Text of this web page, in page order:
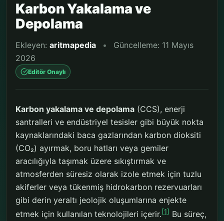
Karbon Yakalama ve
Depolama
Ekleyen: aritmapedia •
Güncelleme: 11 Mayıs
2026
Editör Onaylı
Karbon yakalama ve depolama (CCS), enerji
santralleri ve endüstriyel tesisler gibi büyük nokta
kaynaklarındaki baca gazlarından karbon dioksiti
(CO₂) ayırmak, boru hatları veya gemiler
aracılığıyla taşımak üzere sıkıştırmak ve
atmosferden süresiz olarak izole etmek için tuzlu
akiferler veya tükenmiş hidrokarbon rezervuarları
gibi derin yeraltı jeolojik oluşumlarına enjekte
etmek için kullanılan teknolojileri içerir.[1] Bu süreç,